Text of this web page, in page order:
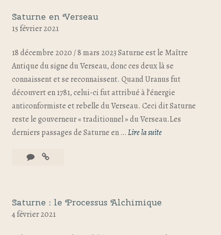
Saturne en Verseau
15 février 2021
18 décembre 2020 / 8 mars 2023 Saturne est le Maître
Antique du signe du Verseau, donc ces deux là se
connaissent et se reconnaissent. Quand Uranus fut
découvert en 1781, celui-ci fut attribué à l’énergie
anticonformiste et rebelle du Verseau. Ceci dit Saturne
reste le gouverneur « traditionnel » du Verseau.Les
derniers passages de Saturne en …Lire la suite
Saturne : le Processus Alchimique
4 février 2021